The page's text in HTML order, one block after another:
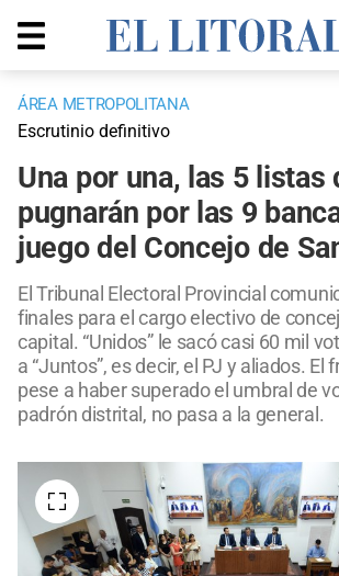
ÁREA METROPOLITANA
Escrutinio definitivo
Una por una, las 5 listas
pugnarán por las 9
juego del Concejo de
El Tribunal Electoral Provincial
finales para el cargo electivo de
capital. “Unidos” le sacó casi 60 mil
a “Juntos”, es decir, el PJ y aliados. El
pese a haber superado el umbral de
padrón distrital, no pasa a la general.